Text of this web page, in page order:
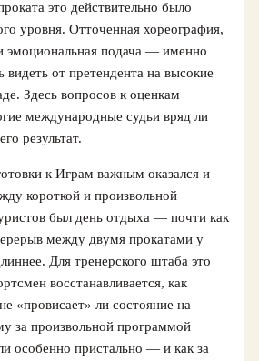
это действительно было
уровня. Отточенная хореография,
эмоциональная подача — именно
видеть от претендента на высокие
Здесь вопросов к оценкам
международные судьи вряд ли
результат.
к Играм важным оказался и
короткой и произвольной
был день отдыха — почти как
между двумя прокатами у
Для тренерского штаба это
восстанавливается, как
«провисает» ли состояние на
за произвольной программой
особенно пристально — и как за